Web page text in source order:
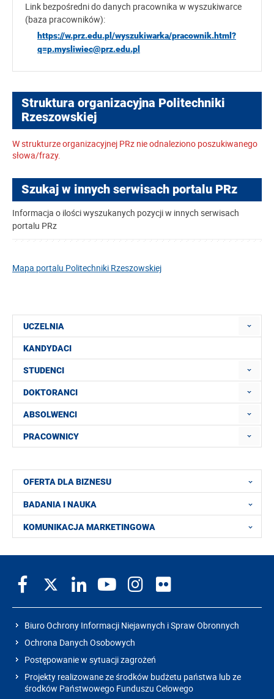
Link bezpośredni do danych pracownika w wyszukiwarce
(baza pracowników):
https://w.prz.edu.pl/wyszukiwarka/pracownik.html?
q=p.mysliwiec@prz.edu.pl
Struktura organizacyjna Politechniki
Rzeszowskiej
W strukturze organizacyjnej PRz nie odnaleziono poszukiwanego
słowa/frazy.
Szukaj w innych serwisach portalu PRz
Informacja o ilości wyszukanych pozycji w innych serwisach
portalu PRz
Mapa portalu Politechniki Rzeszowskiej
UCZELNIA
KANDYDACI
STUDENCI
DOKTORANCI
ABSOLWENCI
PRACOWNICY
OFERTA DLA BIZNESU
BADANIA I NAUKA
KOMUNIKACJA MARKETINGOWA
Biuro Ochrony Informacji Niejawnych i Spraw Obronnych
Ochrona Danych Osobowych
Postępowanie w sytuacji zagrożeń
Projekty realizowane ze środków budżetu państwa lub ze
środków Państwowego Funduszu Celowego